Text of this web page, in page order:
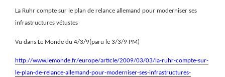
La Ruhr compte sur le plan de relance allemand pour moderniser ses
infrastructures vétustes
Vu dans Le Monde du 4/3/9(paru le 3/3/9 PM)
http://www.lemonde.fr/europe/article/2009/03/03/la-ruhr-compte-sur-
le-plan-de-relance-allemand-pour-moderniser-ses-infrastructures-